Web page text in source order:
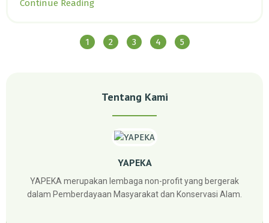
Continue Reading
1 2 3 4 5
Tentang Kami
YAPEKA
YAPEKA merupakan lembaga non-profit yang bergerak
dalam Pemberdayaan Masyarakat dan Konservasi Alam.